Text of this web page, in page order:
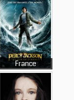
France